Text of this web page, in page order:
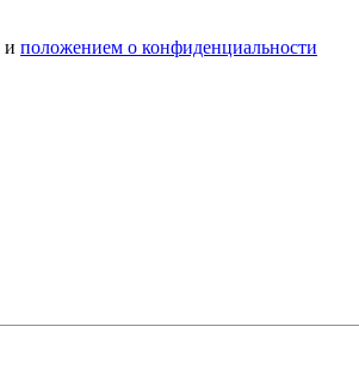
и положением о конфиденциальности